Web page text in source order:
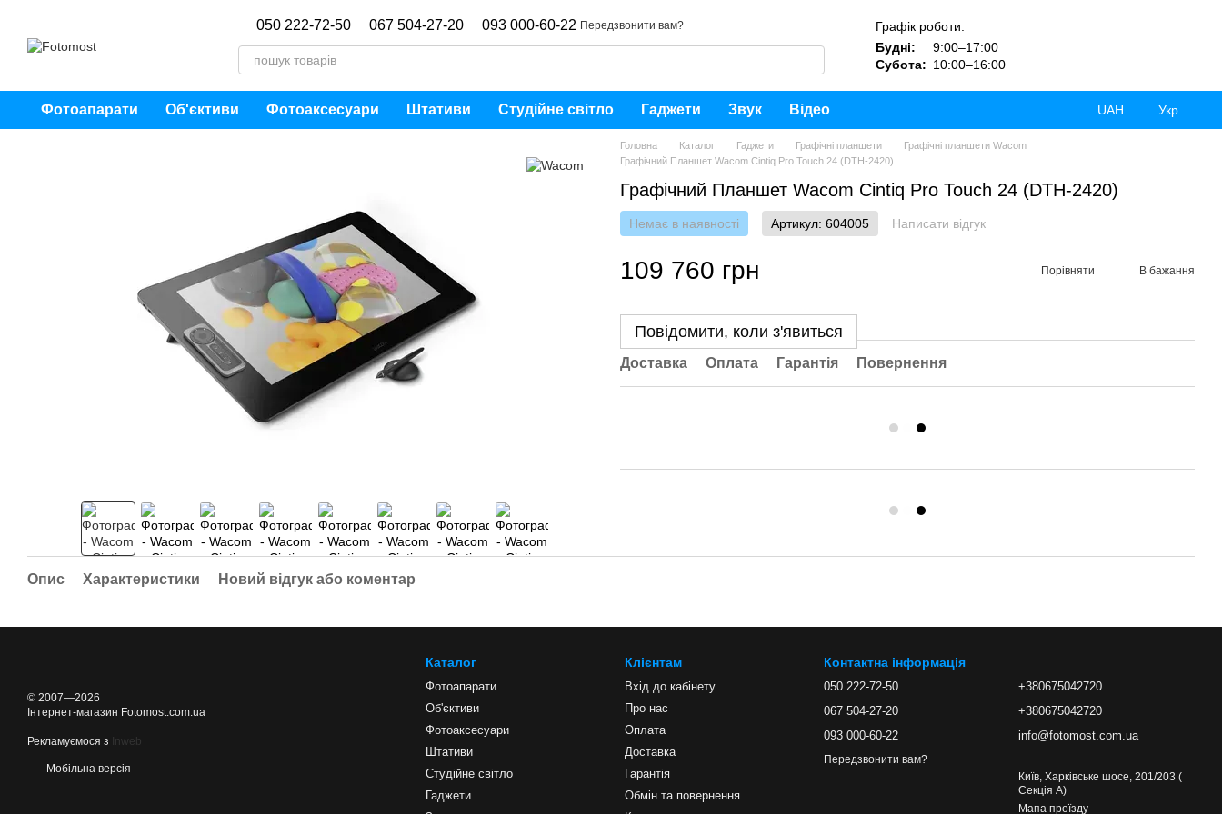
050 222-72-50 067 504-27-20 093 000-60-22 Передзвонити вам?
Графік роботи:
Будні:
9:00–17:00
Субота: 10:00–16:00
Фотоапарати Об'єктиви Фотоаксесуари Штативи Студійне світло Гаджети Звук Відео UAH Укр
Головна Каталог Гаджети Графічні планшети
Графічні планшети Wacom
Графічний Планшет Wacom Cintiq Pro Touch 24 (DTH-2420)
Графічний Планшет Wacom Cintiq Pro Touch 24 (DTH-2420)
Немає в наявності Артикул: 604005 Написати відгук
109 760 грн Порівняти В бажання
Повідомити, коли з'явиться
Доставка Оплата Гарантія Повернення
Опис Характеристики Новий відгук або коментар
© 2007—2026
Інтернет-магазин Fotomost.com.ua
Рекламуємося з Inweb
Мобільна версія
Каталог
Фотоапарати
Об'єктиви
Фотоаксесуари
Штативи
Студійне світло
Гаджети
Клієнтам
Вхід до кабінету
Про нас
Оплата
Доставка
Гарантія
Обмін та повернення
Контактна інформація
050 222-72-50
067 504-27-20
093 000-60-22
Передзвонити вам?
+380675042720
+380675042720
info@fotomost.com.ua
Київ, Харківське шосе, 201/203 (
Секція А)
Мапа проїзду